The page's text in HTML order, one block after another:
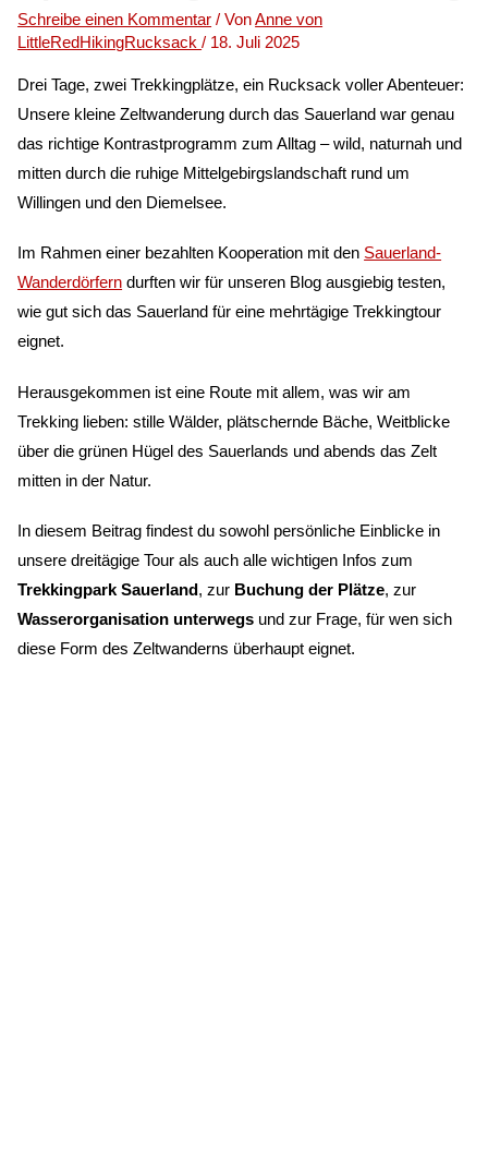
Schreibe einen Kommentar / VonAnne von
LittleRedHikingRucksack/ 18. Juli 2025
Drei Tage, zwei Trekkingplätze, ein Rucksack voller Abenteuer:
Unsere kleine Zeltwanderung durch das Sauerland war genau
das richtige Kontrastprogramm zum Alltag – wild, naturnah und
mitten durch die ruhige Mittelgebirgslandschaft rund um
Willingen und den Diemelsee.
Im Rahmen einer bezahlten Kooperation mit den Sauerland-
Wanderdörfern durften wir für unseren Blog ausgiebig testen,
wie gut sich das Sauerland für eine mehrtägige Trekkingtour
eignet.
Herausgekommen ist eine Route mit allem, was wir am
Trekking lieben: stille Wälder, plätschernde Bäche, Weitblicke
über die grünen Hügel des Sauerlands und abends das Zelt
mitten in der Natur.
In diesem Beitrag findest du sowohl persönliche Einblicke in
unsere dreitägige Tour als auch alle wichtigen Infos zum
Trekkingpark Sauerland, zur Buchung der Plätze, zur
Wasserorganisation unterwegs und zur Frage, für wen sich
diese Form des Zeltwanderns überhaupt eignet.